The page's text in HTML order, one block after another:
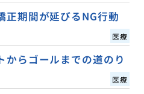
正期間が延びるNG行動
医療
からゴールまでの道のり
医療